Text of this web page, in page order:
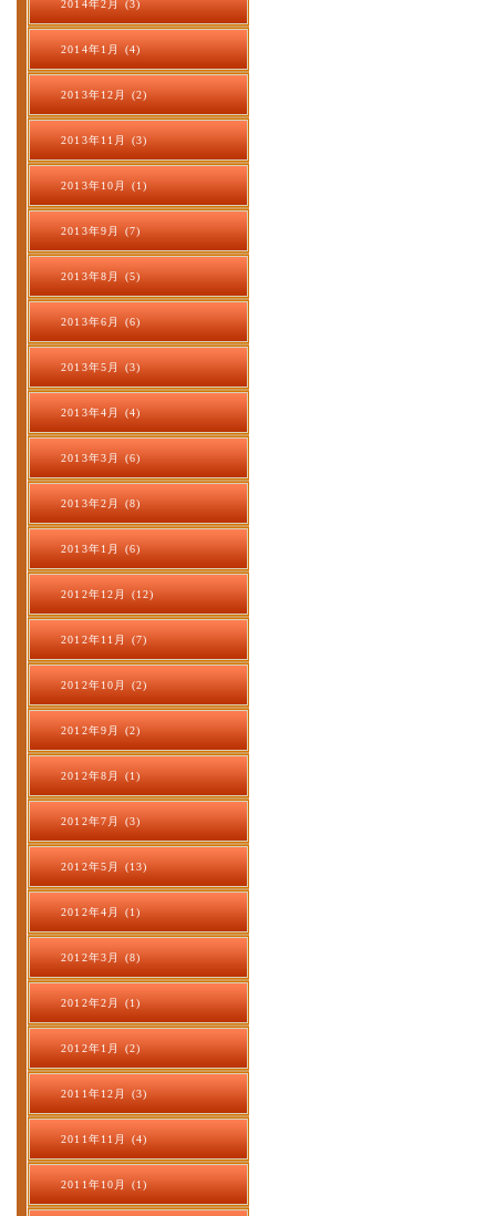
2014年2月 (3)
2014年1月 (4)
2013年12月 (2)
2013年11月 (3)
2013年10月 (1)
2013年9月 (7)
2013年8月 (5)
2013年6月 (6)
2013年5月 (3)
2013年4月 (4)
2013年3月 (6)
2013年2月 (8)
2013年1月 (6)
2012年12月 (12)
2012年11月 (7)
2012年10月 (2)
2012年9月 (2)
2012年8月 (1)
2012年7月 (3)
2012年5月 (13)
2012年4月 (1)
2012年3月 (8)
2012年2月 (1)
2012年1月 (2)
2011年12月 (3)
2011年11月 (4)
2011年10月 (1)